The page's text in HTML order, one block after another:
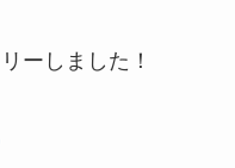
ーしました！